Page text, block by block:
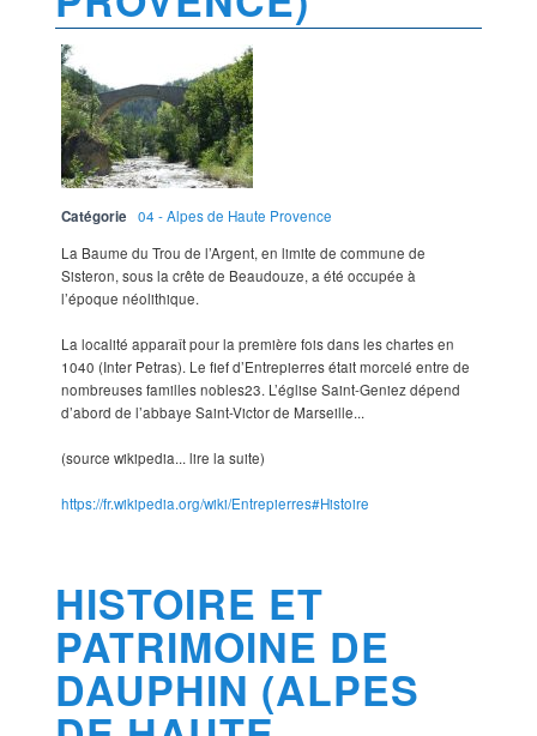
Catégorie
04 - Alpes de Haute Provence
La Baume du Trou de l’Argent, en limite de commune de
Sisteron, sous la crête de Beaudouze, a été occupée à
l’époque néolithique.
La localité apparaît pour la première fois dans les chartes en
1040 (Inter Petras). Le fief d’Entrepierres était morcelé entre de
nombreuses familles nobles23. L’église Saint-Geniez dépend
d’abord de l’abbaye Saint-Victor de Marseille...
(source wikipedia... lire la suite)
https://fr.wikipedia.org/wiki/Entrepierres#Histoire
HISTOIRE ET
PATRIMOINE DE
DAUPHIN (ALPES